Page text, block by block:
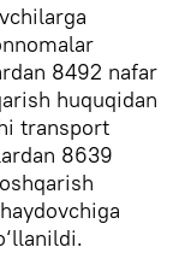
8492 nafar
huquqidan
transport
8639